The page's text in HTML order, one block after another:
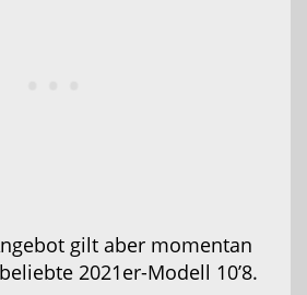
gilt aber momentan
2021er-Modell 10’8.